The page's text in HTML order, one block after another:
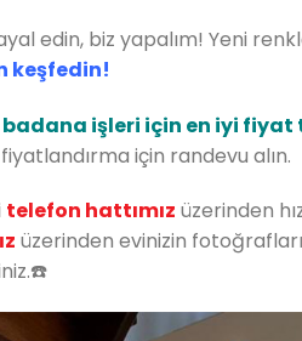
edin, biz yapalım! Yeni
keşfedin!
işleri için en iyi
için randevu alın.
telefon hattımız üzerinden
üzerinden evinizin